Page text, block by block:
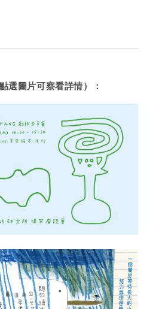
選圖片可察看詳情）：